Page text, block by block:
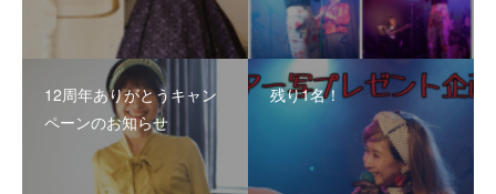
12周年ありがとうキャン
ペーンのお知らせ
残り1名！